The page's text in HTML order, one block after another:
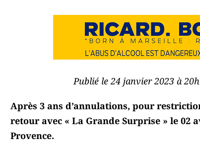
Publié le 24 janvier 2023 à
Après 3 ans d’annulations, pour
retour avec « La Grande Surprise » le 02
Provence.